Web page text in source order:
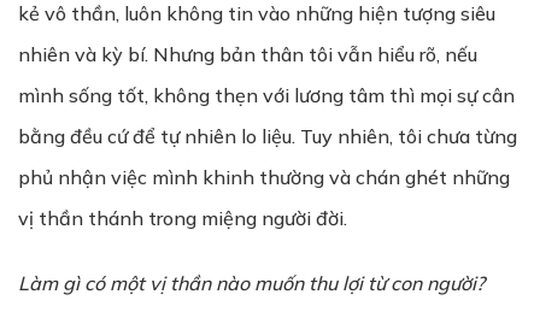
kẻ vô thần, luôn không tin vào những hiện tượng siêu
nhiên và kỳ bí. Nhưng bản thân tôi vẫn hiểu rõ, nếu
mình sống tốt, không thẹn với lương tâm thì mọi sự cân
bằng đều cứ để tự nhiên lo liệu. Tuy nhiên, tôi chưa từng
phủ nhận việc mình khinh thường và chán ghét những
vị thần thánh trong miệng người đời.
Làm gì có một vị thần nào muốn thu lợi từ con người?